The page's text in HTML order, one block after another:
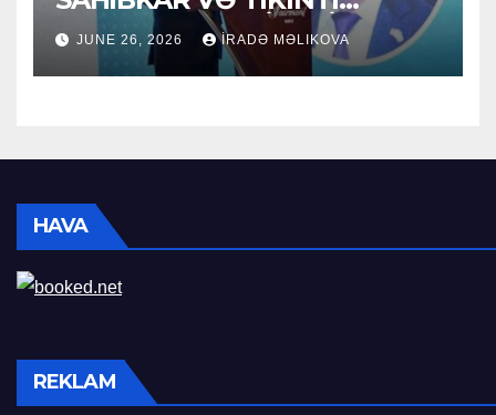
SEKTORUNUN LİDERİ
JUNE 26, 2026 İRADƏ MƏLIKOVA
HAVA
REKLAM